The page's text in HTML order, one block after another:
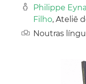
Philippe
Filho, Ateliê
Noutras